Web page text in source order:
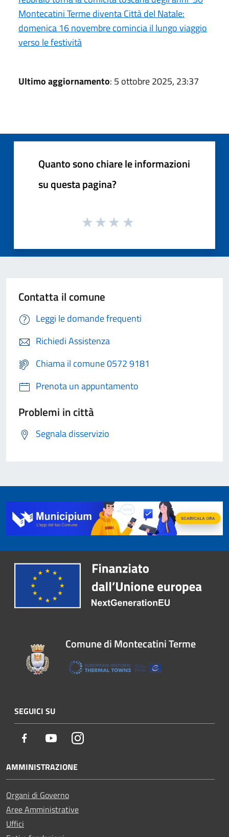
Montecatini Terme diventa Città del Natale:
domenica 16 novembre comincia il lungo viaggio
verso le festività
Ultimo aggiornamento: 5 ottobre 2025, 23:37
Quanto sono chiare le informazioni
su questa pagina?
Contatta il comune
Leggi le domande frequenti
Richiedi Assistenza
Chiama il comune 0572 9181
Prenota un appuntamento
Problemi in città
Segnala disservizio
Comune di Montecatini Terme
SEGUICI SU
Facebook YoutubeInstagram
AMMINISTRAZIONE
Organi di Governo
Aree Amministrative
Uffici